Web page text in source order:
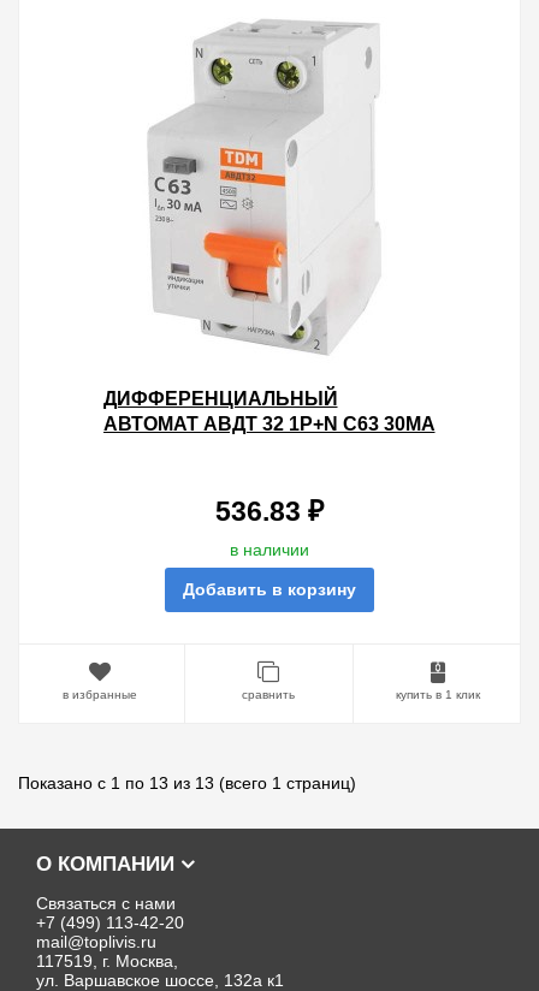
ДИФФЕРЕНЦИАЛЬНЫЙ
АВТОМАТ АВДТ 32 1P+N C63 30МА
536.83 ₽
в наличии
Добавить в корзину
в избранные сравнить купить в 1 клик
Показано с 1 по 13 из 13 (всего 1 страниц)
О КОМПАНИИ
Связаться с нами
+7 (499) 113-42-20
mail@toplivis.ru
117519, г. Москва,
ул. Варшавское шоссе, 132а к1